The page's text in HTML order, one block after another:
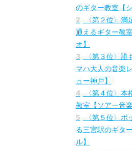
もくじ
1
〈第１位〉プ
のギター教室【
2
〈第２位〉満
通えるギター教
3
〈第３位〉誰
マハ大人の音楽
ュー神戸】
4 〈第４位〉本
教室【ソアー音